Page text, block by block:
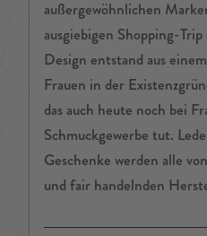
außergewöhnlichen
ausgiebigen Shopping-
Design entstand aus
Frauen in der
das auch heute noch bei
Schmuckgewerbe tut.
Geschenke werden alle
und fair handelnden